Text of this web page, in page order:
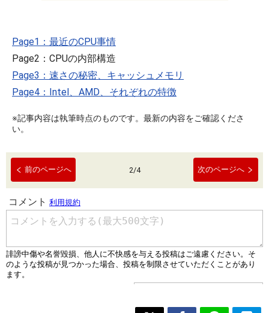
Page1：最近のCPU事情
Page2：CPUの内部構造
Page3：速さの秘密、キャッシュメモリ
Page4：Intel、AMD、それぞれの特徴
※記事内容は執筆時点のものです。最新の内容をご確認くださ
い。
前のページへ 2/4 次のページへ